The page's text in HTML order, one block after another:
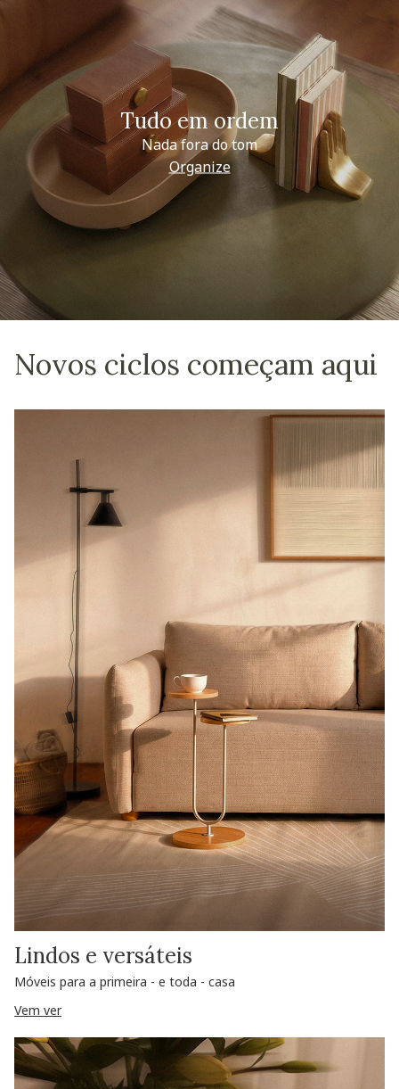
Tudo em ordem
Nada fora do tom
Organize
Novos ciclos começam aqui
Lindos e versáteis
Móveis para a primeira - e toda - casa
Vem ver